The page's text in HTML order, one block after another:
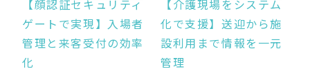
【顔認証セキュリティ
ゲートで実現】入場者
管理と来客受付の効率
化
【介護現場をシステム
化で支援】送迎から施
設利用まで情報を一元
管理